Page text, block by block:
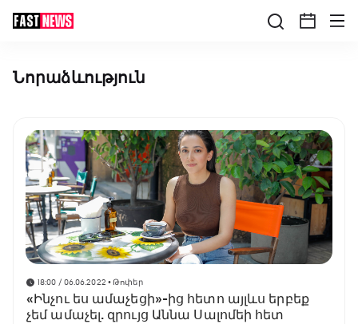
Նորաձևություն
18:00 / 06.06.2022 • Թոփեր
«Ինչու ես ամաչեցի»-ից հետո այլևս երբեք
չեմ ամաչել. զրույց Աննա Սալոմեի հետ